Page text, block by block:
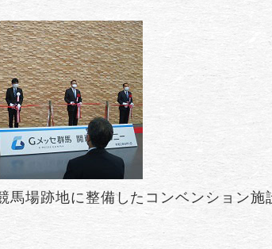
馬場跡地に整備したコンベンション施